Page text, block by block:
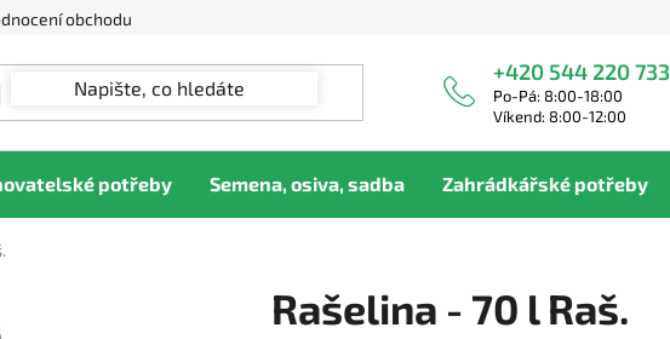
obchodu
+420 544 220 733
Po-Pá: 8:00-18:00
Víkend: 8:00-12:00
potřeby Semena, osiva, sadba Zahrádkářské potřeby
Rašelina - 70 l Raš.